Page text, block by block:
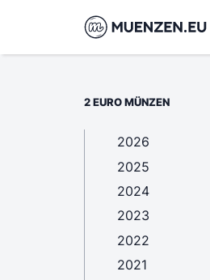
2 EURO MÜNZEN
2026
2025
2024
2023
2022
2021